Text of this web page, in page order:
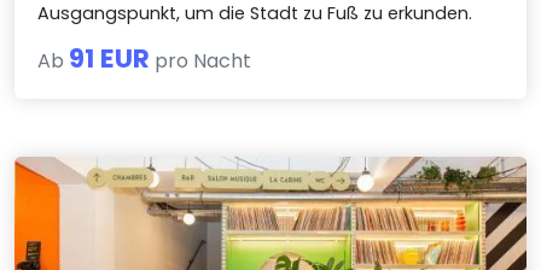
Ausgangspunkt, um die Stadt zu Fuß zu erkunden.
Ab 91 EUR pro Nacht